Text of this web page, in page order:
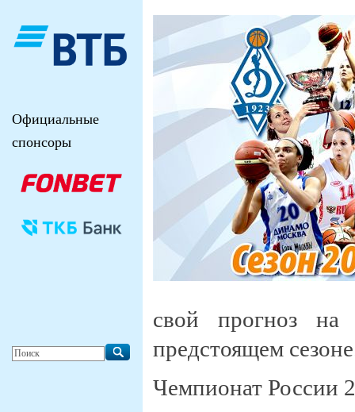
свой прогноз на
предстоящем
Чемпионат России
Официальные
спонсоры